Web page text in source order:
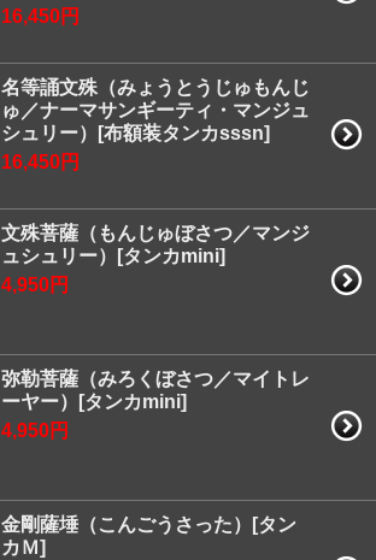
16,450円
名等誦文殊（みょうとうじゅもんじ
ゅ／ナーマサンギーティ・マンジュ
シュリー）[布額装タンカsssn]
16,450円
文殊菩薩（もんじゅぼさつ／マンジ
ュシュリー）[タンカmini]
4,950円
弥勒菩薩（みろくぼさつ／マイトレ
ーヤー）[タンカmini]
4,950円
金剛薩埵（こんごうさった）[タン
カＭ]